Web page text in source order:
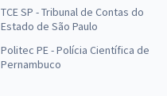
TCE SP - Tribunal de Contas do
Estado de São Paulo
Politec PE - Polícia Científica de
Pernambuco